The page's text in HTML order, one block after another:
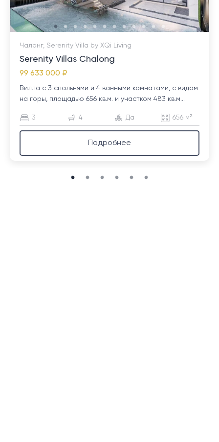
Чалонг, Serenity Villa by XQi Living
Serenity Villas Chalong
99 633 000 ₽
Вилла с 3 спальнями и 4 ванными комнатами, с видом
на горы, площадью 656 кв.м. и участком 483 кв.м...
3 4 Да 656 м²
Подробнее